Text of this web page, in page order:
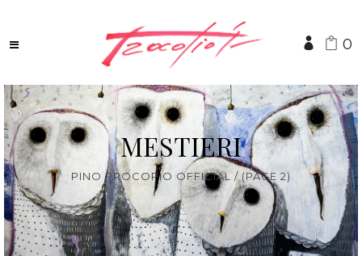
0
MESTIERI
PINO PROCOPIO OFFICIAL/ (PAGE 2)